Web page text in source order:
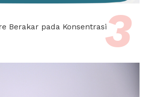
Berakar pada Konsentrasi